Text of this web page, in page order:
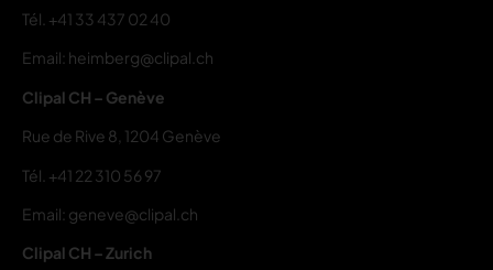
Tél. +41 33 437 02 40
Email: heimberg@clipal.ch
Clipal CH – Genève
Rue de Rive 8, 1204 Genève
Tél. +41 22 310 56 97
Email: geneve@clipal.ch
Clipal CH – Zurich